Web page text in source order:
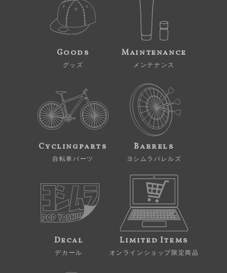
Goods
グッズ
Maintenance
メンテナンス
Cyclingparts
自転車パーツ
Barrels
ヨシムラバレルズ
Decal
デカール
Limited Items
オンラインショップ限定商品